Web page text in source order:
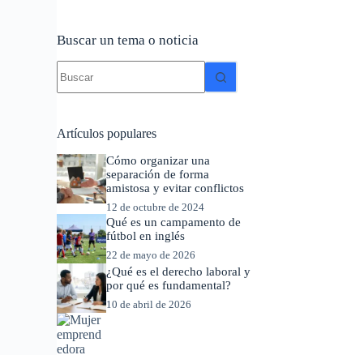
Buscar un tema o noticia
resultados
Artículos populares
Cómo organizar una
separación de forma
amistosa y evitar conflictos
12 de octubre de 2024
Qué es un campamento de
fútbol en inglés
22 de mayo de 2026
¿Qué es el derecho laboral y
por qué es fundamental?
10 de abril de 2026